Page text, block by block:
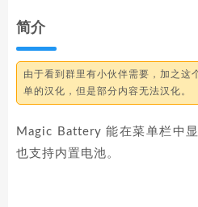
简介
由于看到群里有小伙伴需要，加之这
单的汉化，但是部分内容无法汉化。
Magic Battery 能在菜单栏中
也支持内置电池。